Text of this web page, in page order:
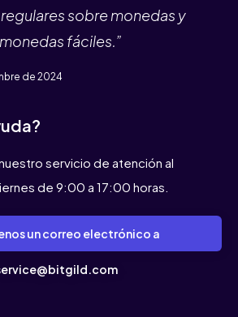
sobre monedas y
fáciles.”
de 2024
servicio de atención al
de 9:00 a 17:00 horas.